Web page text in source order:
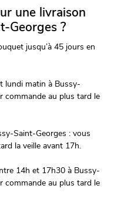
une livraison
Georges ?
jusqu’à 45 jours en
lundi matin à Bussy-
commande au plus tard le
Saint-Georges : vous
la veille avant 17h.
14h et 17h30 à Bussy-
commande au plus tard le